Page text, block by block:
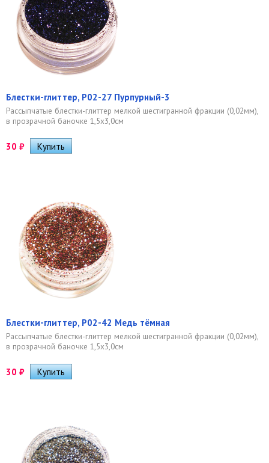
Блестки-глиттер, Р02-27 Пурпурный-3
Рассыпчатые блестки-глиттер мелкой шестигранной фракции (0,02мм),
в прозрачной баночке 1,5х3,0см
30 ₽
Блестки-глиттер, Р02-42 Медь тёмная
Рассыпчатые блестки-глиттер мелкой шестигранной фракции (0,02мм),
в прозрачной баночке 1,5х3,0см
30 ₽